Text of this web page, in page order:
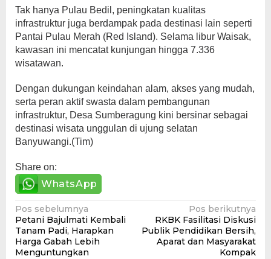
Tak hanya Pulau Bedil, peningkatan kualitas
infrastruktur juga berdampak pada destinasi lain seperti
Pantai Pulau Merah (Red Island). Selama libur Waisak,
kawasan ini mencatat kunjungan hingga 7.336
wisatawan.
Dengan dukungan keindahan alam, akses yang mudah,
serta peran aktif swasta dalam pembangunan
infrastruktur, Desa Sumberagung kini bersinar sebagai
destinasi wisata unggulan di ujung selatan
Banyuwangi.(Tim)
Share on:
WhatsApp
Navigasi
pos
Pos sebelumnya
Petani Bajulmati Kembali
Tanam Padi, Harapkan
Harga Gabah Lebih
Menguntungkan
Pos berikutnya
RKBK Fasilitasi Diskusi
Publik Pendidikan Bersih,
Aparat dan Masyarakat
Kompak